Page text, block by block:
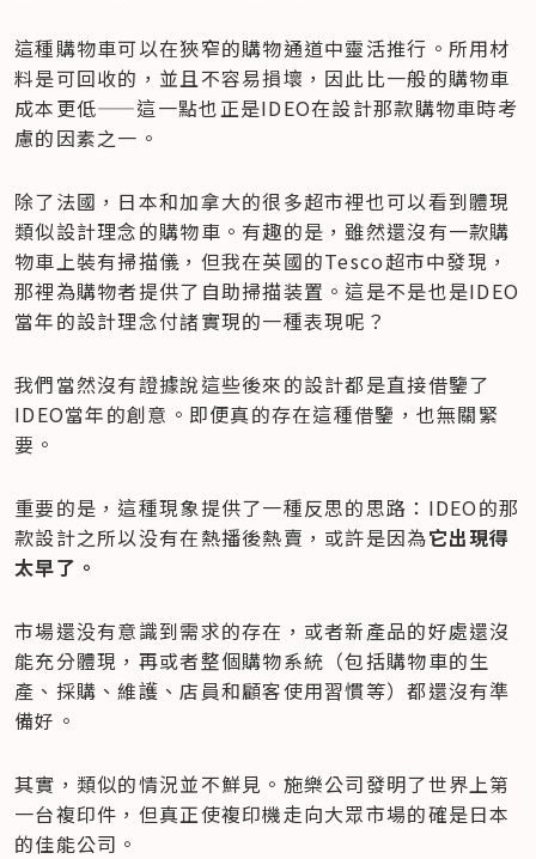
這種購物車可以在狹窄的購物通道中靈活推行。所用材
料是可回收的，並且不容易損壞，因此比一般的購物車
成本更低——這一點也正是IDEO在設計那款購物車時考
慮的因素之一。
除了法國，日本和加拿大的很多超市裡也可以看到體現
類似設計理念的購物車。有趣的是，雖然還沒有一款購
物車上裝有掃描儀，但我在英國的Tesco超市中發現，
那裡為購物者提供了自助掃描装置。這是不是也是IDEO
當年的設計理念付諸實現的一種表現呢？
我們當然沒有證據說這些後來的設計都是直接借鑒了
IDEO當年的創意。即便真的存在這種借鑒，也無關緊
要。
重要的是，這種現象提供了一種反思的思路：IDEO的那
款設計之所以没有在熱播後熱賣，或許是因為它出現得
太早了。
市場還没有意識到需求的存在，或者新產品的好處還沒
能充分體現，再或者整個購物系統（包括購物車的生
產、採購、維護、店員和顧客使用習慣等）都還沒有準
備好。
其實，類似的情況並不鮮見。施樂公司發明了世界上第
一台複印件，但真正使複印機走向大眾市場的確是日本
的佳能公司。